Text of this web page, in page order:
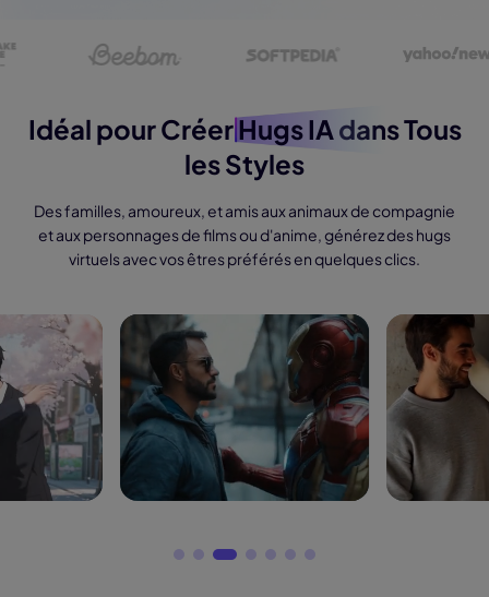
Idéal pour CréerHugs IAdans Tous
les Styles
Des familles, amoureux, et amis aux animaux de compagnie
et aux personnages de films ou d'anime, générez des hugs
virtuels avec vos êtres préférés en quelques clics.